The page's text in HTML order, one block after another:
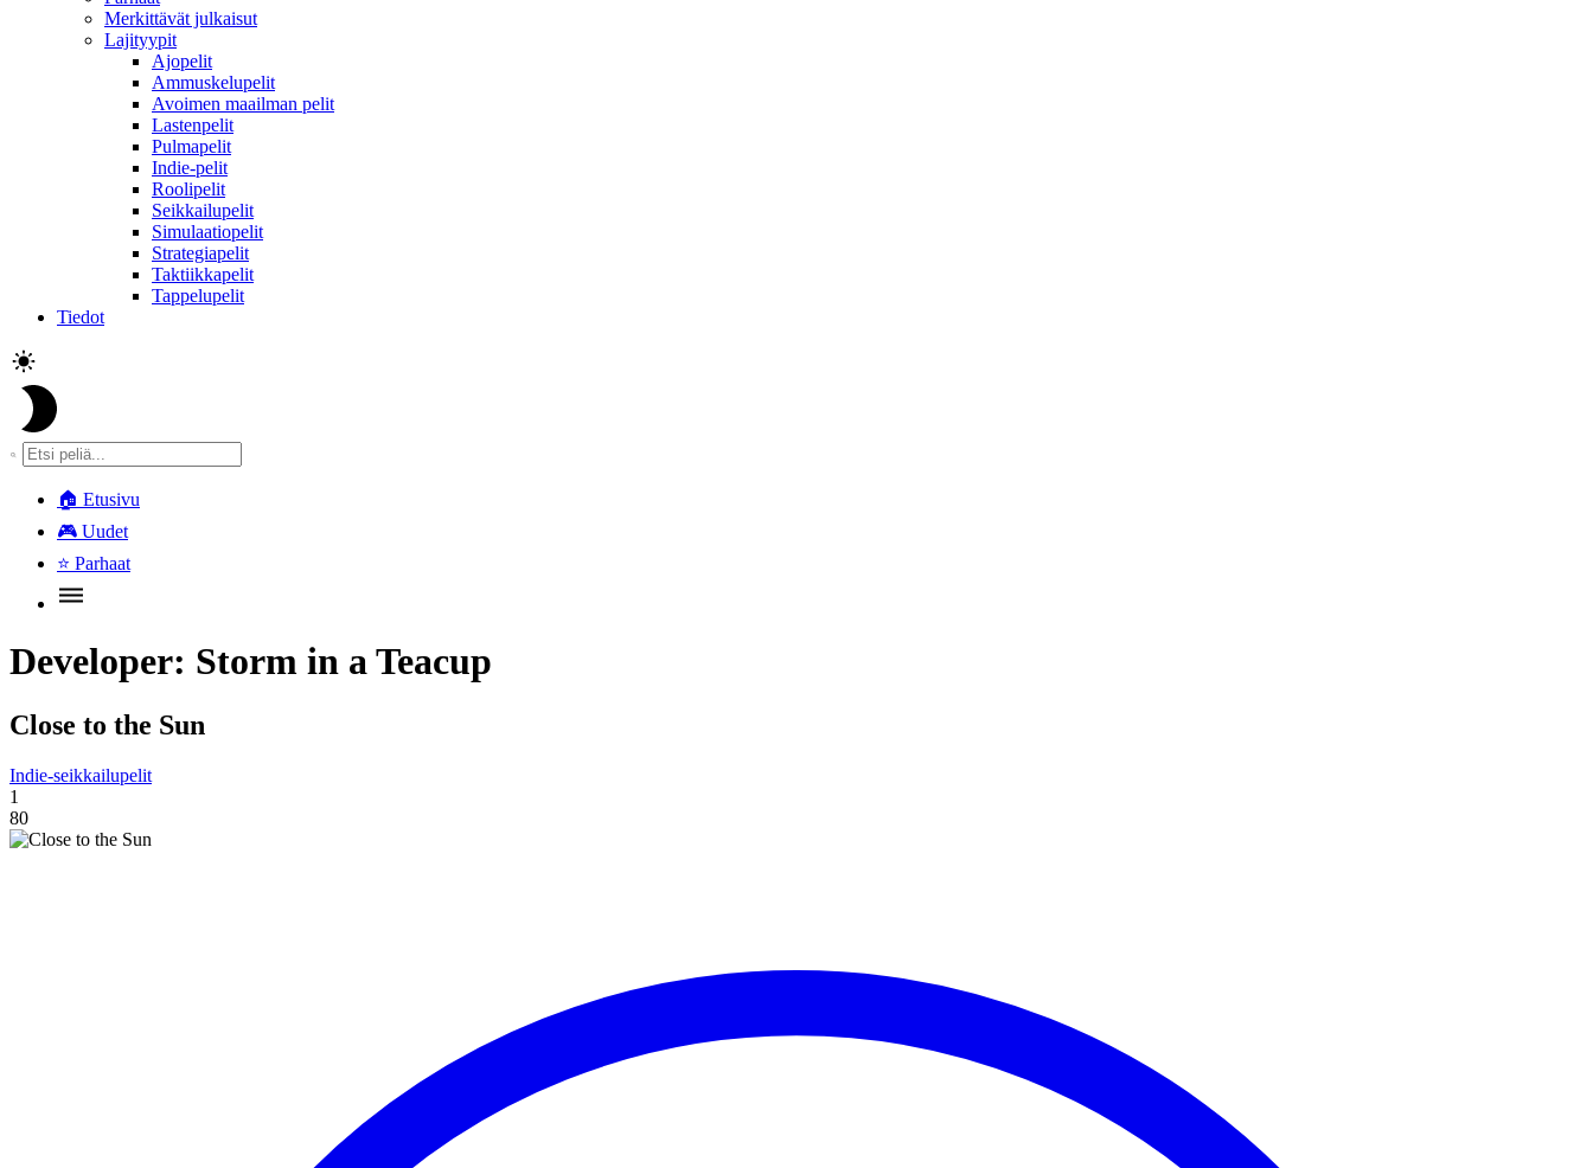
Merkittävät julkaisut
Lajityypit
Ajopelit
Ammuskelupelit
Avoimen maailman pelit
Lastenpelit
Pulmapelit
Indie-pelit
Roolipelit
Seikkailupelit
Simulaatiopelit
Strategiapelit
Taktiikkapelit
Tappelupelit
Tiedot
🏠 Etusivu
🎮 Uudet
⭐ Parhaat
Developer: Storm in a Teacup
Close to the Sun
Indie-seikkailupelit
1
80